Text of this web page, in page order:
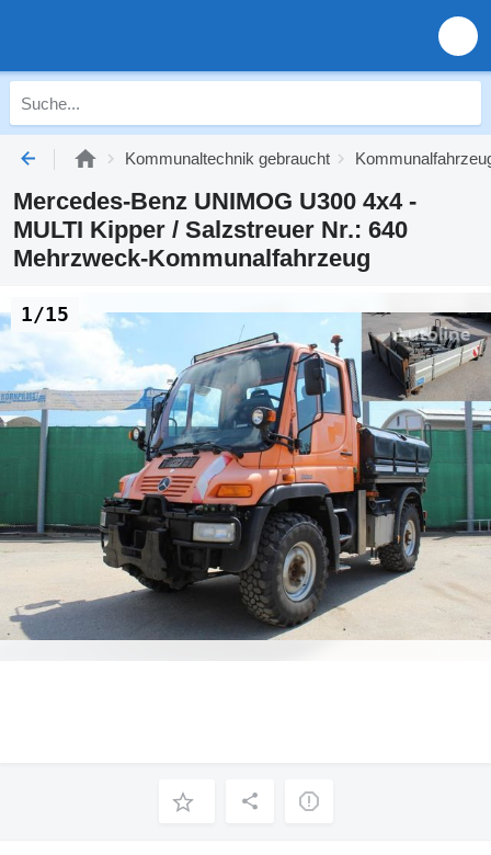
Kommunaltechnik gebraucht
Mercedes-Benz UNIMOG U300 4x4 -
MULTI Kipper / Salzstreuer Nr.: 640
Mehrzweck-Kommunalfahrzeug
1/15